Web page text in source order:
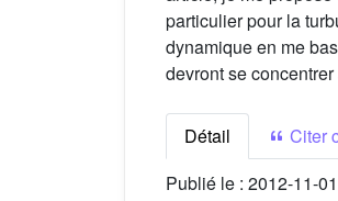
particulier pour la
dynamique en me
devront se
Détail
Citer
Publié le : 2012-11-01